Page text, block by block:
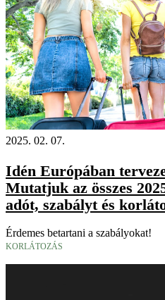
2025. 02. 07.
Idén Európában
Mutatjuk az összes
adót, szabályt és
Érdemes betartani a szabályokat!
KORLÁTOZÁS